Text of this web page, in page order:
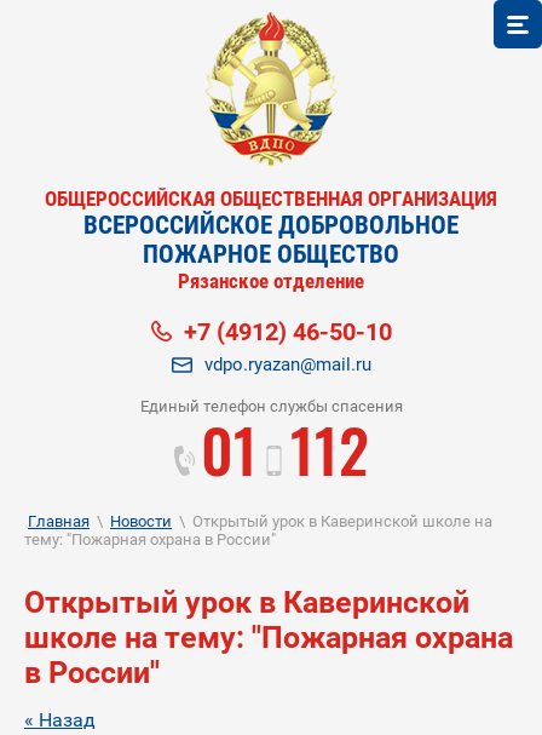
ОБЩЕРОССИЙСКАЯ ОБЩЕСТВЕННАЯ ОРГАНИЗАЦИЯ
ВСЕРОССИЙСКОЕ ДОБРОВОЛЬНОЕ
ПОЖАРНОЕ ОБЩЕСТВО
Рязанское отделение
+7 (4912) 46-50-10
vdpo.ryazan@mail.ru
Единый телефон службы спасения
01 112
Главная \ Новости \ Открытый урок в Каверинской школе на
тему: "Пожарная охрана в России"
Открытый урок в Каверинской
школе на тему: "Пожарная охрана
в России"
« Назад